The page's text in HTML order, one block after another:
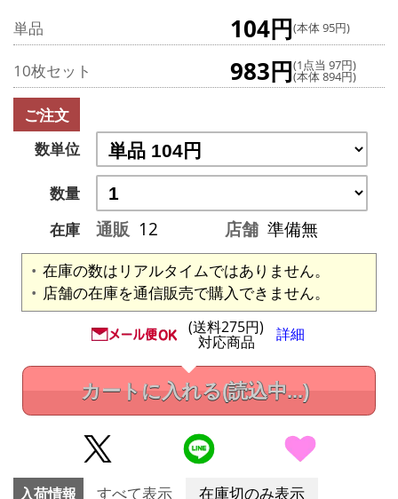
単品 104円(本体 95円)
10枚セット 983円(1点当 97円)
(本体 894円)
ご注文
数単位
数量
在庫
通販 12 店舗 準備無
在庫の数はリアルタイムではありません。
店舗の在庫を通信販売で購入できません。
(送料275円)
対応商品 詳細
カートに入れる(読込中...)
入荷情報 すべて表示 在庫切のみ表示